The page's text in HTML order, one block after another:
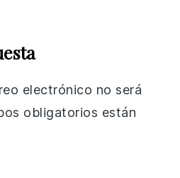
electrónico no será
obligatorios están